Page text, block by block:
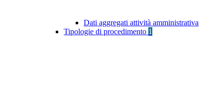
Dati aggregati attività amministrativa
Tipologie di procedimento 1